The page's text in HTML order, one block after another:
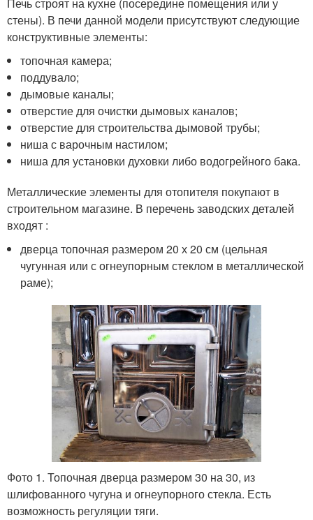
Печь строят на кухне (посередине помещения или у
стены). В печи данной модели присутствуют следующие
конструктивные элементы:
топочная камера;
поддувало;
дымовые каналы;
отверстие для очистки дымовых каналов;
отверстие для строительства дымовой трубы;
ниша с варочным настилом;
ниша для установки духовки либо водогрейного бака.
Металлические элементы для отопителя покупают в
строительном магазине. В перечень заводских деталей
входят :
дверца топочная размером 20 х 20 см (цельная
чугунная или с огнеупорным стеклом в металлической
раме);
Фото 1. Топочная дверца размером 30 на 30, из
шлифованного чугуна и огнеупорного стекла. Есть
возможность регуляции тяги.